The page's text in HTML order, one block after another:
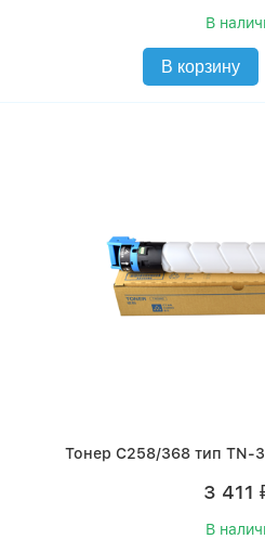
В
В корзину
Тонер C258/368 тип TN-
3 411
В